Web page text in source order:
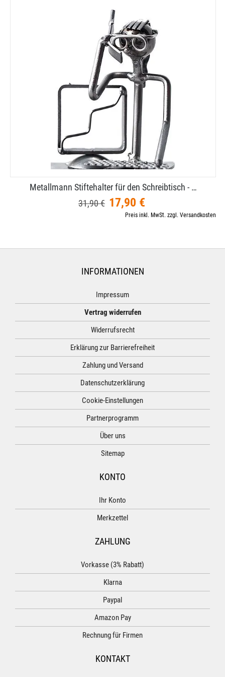
Metallmann Stiftehalter für den Schreibtisch - …
31,90 € 17,90 €
Preis inkl. MwSt. zzgl. Versandkosten
INFORMATIONEN
Impressum
Vertrag widerrufen
Widerrufsrecht
Erklärung zur Barrierefreiheit
Zahlung und Versand
Datenschutzerklärung
Cookie-Einstellungen
Partnerprogramm
Über uns
Sitemap
KONTO
Ihr Konto
Merkzettel
ZAHLUNG
Vorkasse (3% Rabatt)
Klarna
Paypal
Amazon Pay
Rechnung für Firmen
KONTAKT